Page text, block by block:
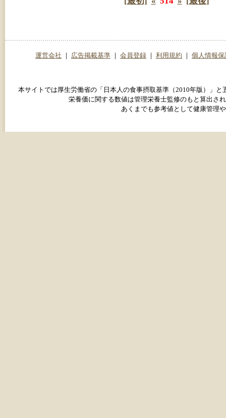
運営会社 ｜ 広告掲載基準 ｜ 会員登録 ｜ 利用規約 ｜ 個人情報保
本サイトでは厚生労働省の「日本人の食事摂取基準（2010年版）」
栄養価に関する数値は管理栄養士監修のもと算出さ
あくまでも参考値として健康管理